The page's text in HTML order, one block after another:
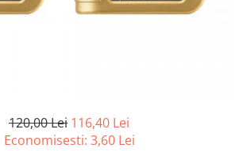
120,00 Lei 116,40 Lei
Economisesti: 3,60 Lei